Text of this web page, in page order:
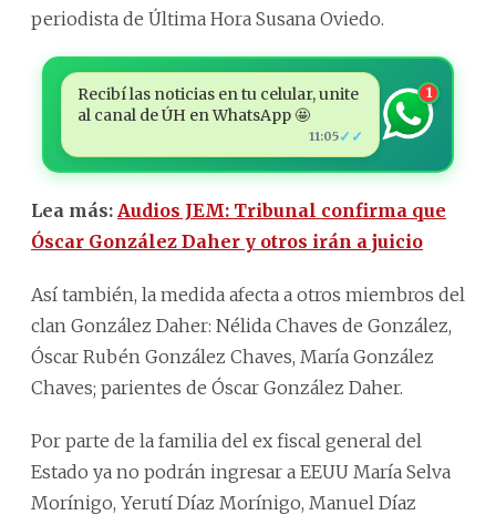
periodista de Última Hora Susana Oviedo.
Recibí las noticias en tu celular, unite
al canal de ÚH en WhatsApp 🤩
11:05✓✓
1
Lea más: Audios JEM: Tribunal confirma que
Óscar González Daher y otros irán a juicio
Así también, la medida afecta a otros miembros del
clan González Daher: Nélida Chaves de González,
Óscar Rubén González Chaves, María González
Chaves; parientes de Óscar González Daher.
Por parte de la familia del ex fiscal general del
Estado ya no podrán ingresar a EEUU María Selva
Morínigo, Yerutí Díaz Morínigo, Manuel Díaz